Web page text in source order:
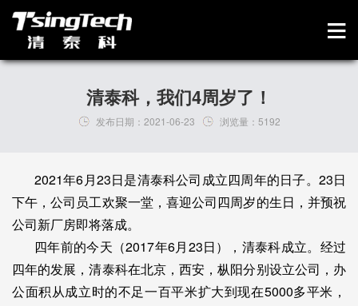
清泰科，我们4周岁了！
发布日期： 2021-06-23 浏览量： 5192
2021年6月23日是清泰科公司成立四周年的日子。23日
下午，公司员工欢聚一堂，喜迎公司四周岁的生日，并预祝
公司新厂房即将落成。
四年前的今天（2017年6月23日），清泰科成立。经过
四年的发展，清泰科在北京，西安，枞阳分别设立公司，办
公面积从成立时的不足一百平米扩大到现在5000多平米，